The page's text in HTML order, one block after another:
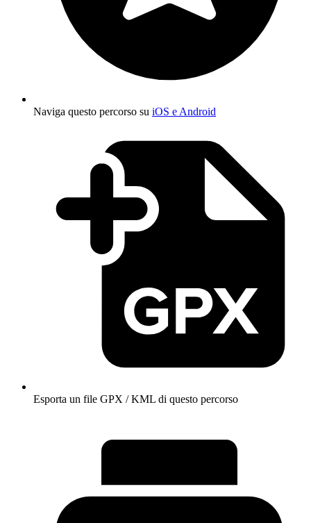
Naviga questo percorso su iOS e Android
Esporta un file GPX / KML di questo percorso